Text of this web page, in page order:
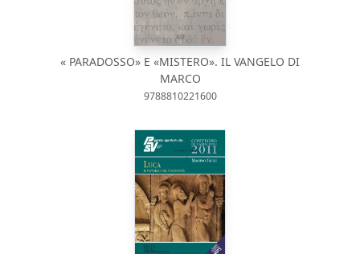
« PARADOSSO» E «MISTERO». IL VANGELO DI
MARCO
9788810221600